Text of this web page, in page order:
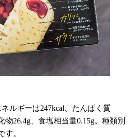
ルギーは247kcal、たんぱく質
物26.4g、食塩相当量0.15g。種類別
す。